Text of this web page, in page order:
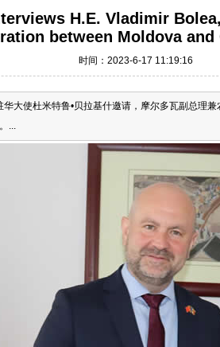
H.E. Vladimir
between Moldova and
时间：2023-6-17 11:19:16
大使杜米特鲁•贝拉基什邀请，摩尔多瓦副总理
...